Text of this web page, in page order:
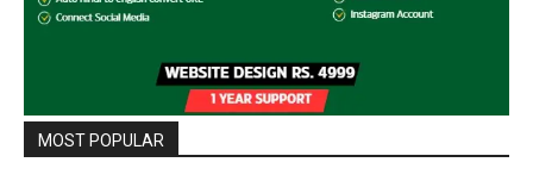
MOST POPULAR